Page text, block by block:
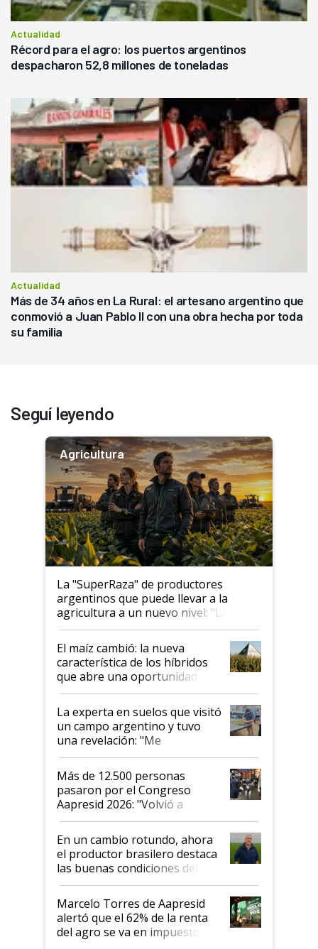
Actualidad
Récord para el agro: los puertos argentinos
despacharon 52,8 millones de toneladas
Actualidad
Más de 34 años en La Rural: el artesano argentino que
conmovió a Juan Pablo II con una obra hecha por toda
su familia
Seguí leyendo
Agricultura
La "SuperRaza" de productores
argentinos que puede llevar a la
agricultura a un nuevo nivel: "Las
posibilidades de crecimiento son
infinitas"
El maíz cambió: la nueva
característica de los híbridos
que abre una oportunidad en
el lote
La experta en suelos que visitó
un campo argentino y tuvo
una revelación: "Me
impresionó mucho"
Más de 12.500 personas
pasaron por el Congreso
Aapresid 2026: "Volvió a
demostrar que hablar del
suelo es hablar de todo el
sistema productivo"
En un cambio rotundo, ahora
el productor brasilero destaca
las buenas condiciones del
agro argentino para invertir:
"Los veo más motivados"
Marcelo Torres de Aapresid
alertó que el 62% de la renta
del agro se va en impuestos: